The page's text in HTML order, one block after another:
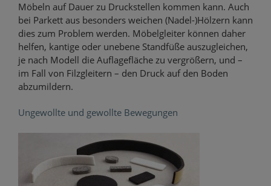
Möbeln auf Dauer zu Druckstellen kommen kann. Auch
bei Parkett aus besonders weichen (Nadel-)Hölzern kann
dies zum Problem werden. Möbelgleiter können daher
helfen, kantige oder unebene Standfüße auszugleichen,
je nach Modell die Auflagefläche zu vergrößern, und –
im Fall von Filzgleitern – den Druck auf den Boden
abzumildern.
Ungewollte und gewollte Bewegungen